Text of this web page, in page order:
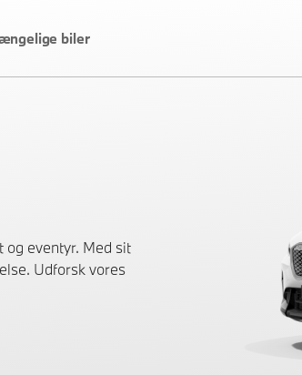
biler
og eventyr. Med sit
Udforsk vores